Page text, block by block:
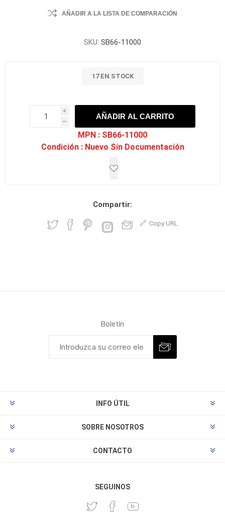
AÑADIR A LA LISTA DE COMPARACIÓN
SKU: SB66-11000
17 EN STOCK
i
h
h
AÑADIR AL CARRITO
MPN : SB66-11000
Condición : Nuevo Sin Documentación
Compartir:
Copy URL
Boletín
INFO ÚTIL
SOBRE NOSOTROS
CONTACTO
SEGUINOS